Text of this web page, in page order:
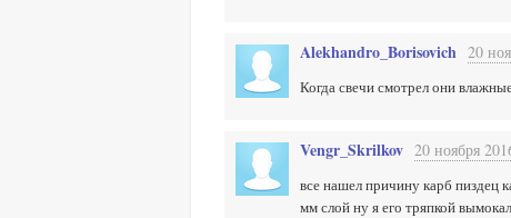
Alekhandro_Borisovich 20
Когда свечи смотрел они
Vengr_Skrilkov 20 ноября
все нашел причину карб пиздец
мм слой ну я его тряпкой